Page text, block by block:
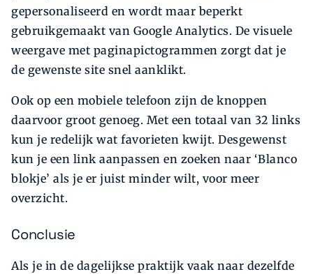
gepersonaliseerd en wordt maar beperkt
gebruikgemaakt van Google Analytics. De visuele
weergave met paginapictogrammen zorgt dat je
de gewenste site snel aanklikt.
Ook op een mobiele telefoon zijn de knoppen
daarvoor groot genoeg. Met een totaal van 32 links
kun je redelijk wat favorieten kwijt. Desgewenst
kun je een link aanpassen en zoeken naar ‘Blanco
blokje’ als je er juist minder wilt, voor meer
overzicht.
Conclusie
Als je in de dagelijkse praktijk vaak naar dezelfde